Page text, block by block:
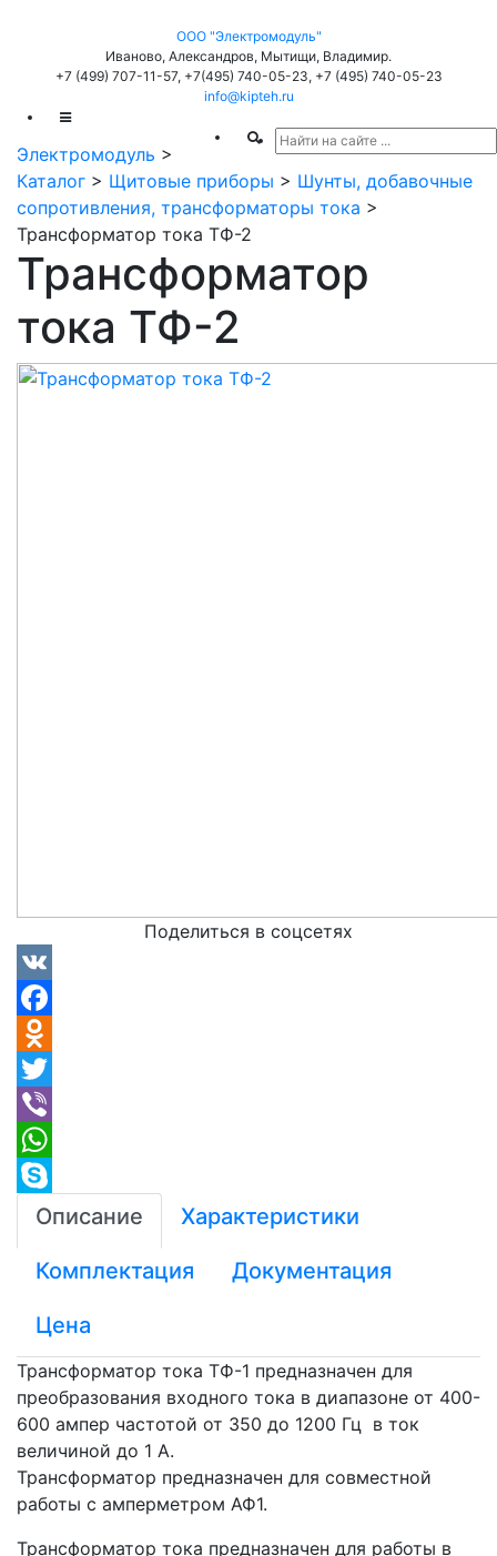
ООО "Электромодуль"
Иваново, Александров, Мытищи, Владимир.
+7 (499) 707-11-57, +7(495) 740-05-23, +7 (495) 740-05-23
info@kipteh.ru
Электромодуль >
Каталог > Щитовые приборы > Шунты, добавочные
сопротивления, трансформаторы тока >
Трансформатор тока ТФ-2
Трансформатор
тока ТФ-2
Поделиться в соцсетях
Skype
Описание Характеристики
Комплектация Документация
Цена
Трансформатор тока ТФ-1 предназначен для
преобразования входного тока в диапазоне от 400-
600 ампер частотой от 350 до 1200 Гц в ток
величиной до 1 А.
Трансформатор предназначен для совместной
работы с амперметром АФ1.
Трансформатор тока предназначен для работы в